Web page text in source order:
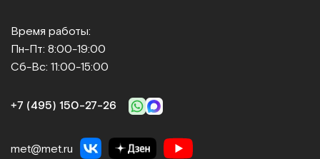
Время работы:
Пн-Пт: 8:00-19:00
Сб-Вс: 11:00-15:00
+7 (495) 150‑27‑26
met@met.ru